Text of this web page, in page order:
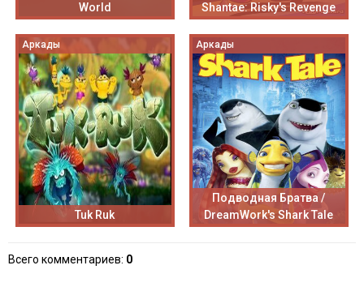
World
Shantae: Risky's Revenge
Аркады
Tuk Ruk
Аркады
Подводная Братва /
DreamWork's Shark Tale
Всего комментариев: 0